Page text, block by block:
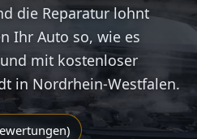
die Reparatur lohnt
Ihr Auto so, wie es
mit kostenloser
in Nordrhein-Westfalen.